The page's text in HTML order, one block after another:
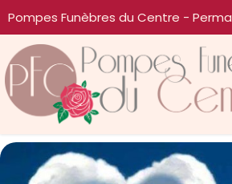
Pompes Funèbres du Centre -